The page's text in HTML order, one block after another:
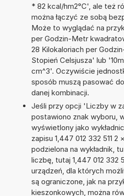
* 82 kcal/hm2°C', ale też
można łączyć ze sobą
Może to wyglądać na
per Godzin-Metr
28 Kilokaloriach per
Stopień Celsjusza' lub
cm^3'. Oczywiście
sposób muszą pasować
danej kombinacji.
Jeśli przy opcji 'Liczby w
postawiono znak wyboru,
wyświetlony jako
zapisu 1,447 012 332 511 2 ×
podzielona na wykładnik,
liczbę, tutaj 1,447 012 332
urządzeń, dla których
są ograniczone, jak na
kieszonkowych, można